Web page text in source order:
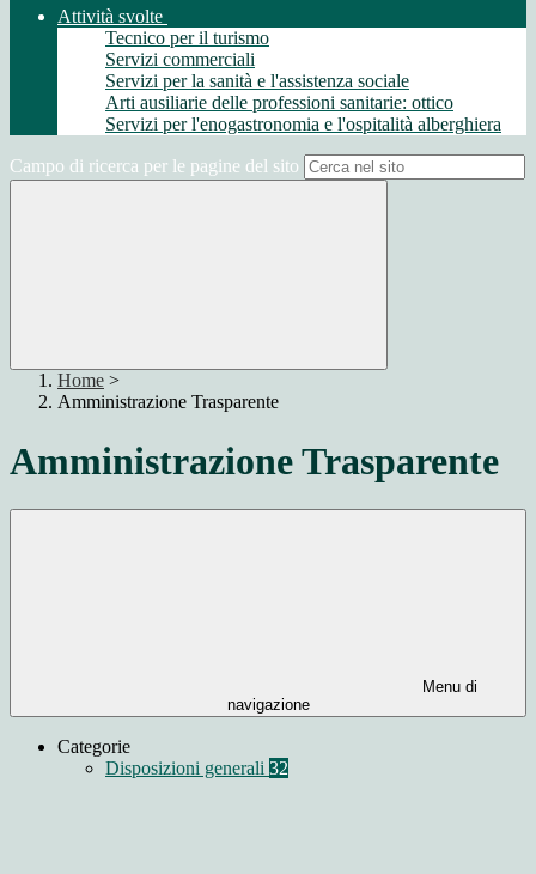
Attività svolte
Tecnico per il turismo
Servizi commerciali
Servizi per la sanità e l'assistenza sociale
Arti ausiliarie delle professioni sanitarie: ottico
Servizi per l'enogastronomia e l'ospitalità alberghiera
Campo di ricerca per le pagine del sito
Home >
Amministrazione Trasparente
Amministrazione Trasparente
Menu di
navigazione
Categorie
Disposizioni generali 32